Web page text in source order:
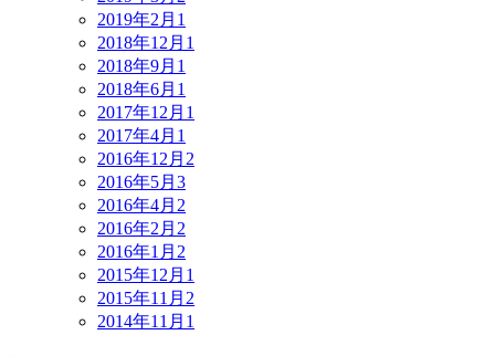
2019年2月 1
2018年12月 1
2018年9月 1
2018年6月 1
2017年12月 1
2017年4月 1
2016年12月 2
2016年5月 3
2016年4月 2
2016年2月 2
2016年1月 2
2015年12月 1
2015年11月 2
2014年11月 1